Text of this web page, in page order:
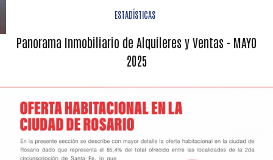
ESTADÍSTICAS
Panorama Inmobiliario de Alquileres y Ventas - MAYO
2025